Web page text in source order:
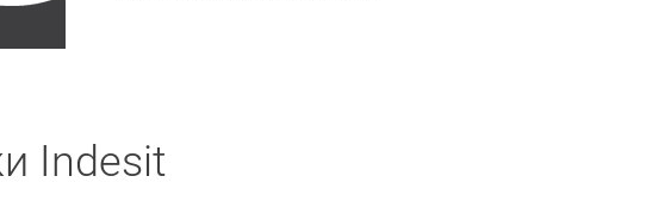
Indesit